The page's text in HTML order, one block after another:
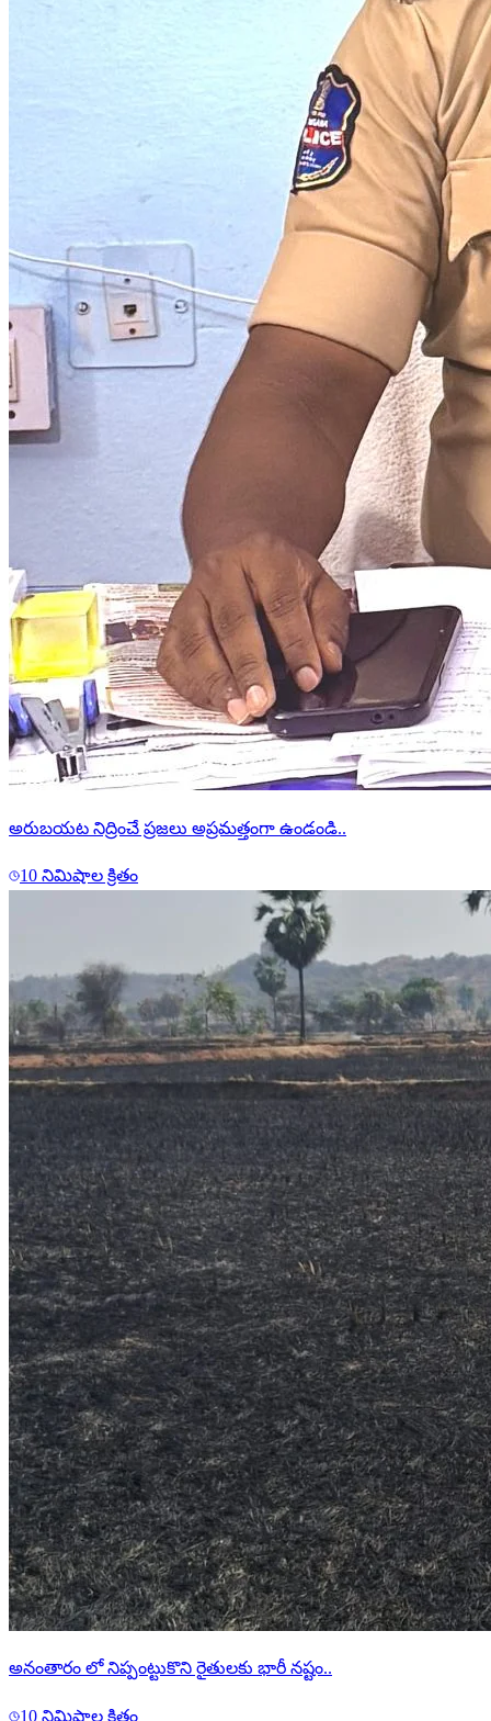
అరుబయట నిద్రించే ప్రజలు అప్రమత్తంగా ఉండండి..
10 నిమిషాల క్రితం
అనంతారం లో నిప్పంట్టుకొని రైతులకు భారీ నష్టం..
10 నిమిషాల క్రితం